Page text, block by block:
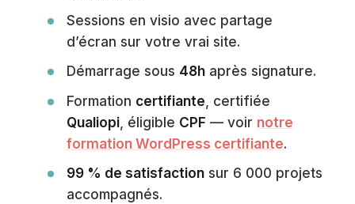
Sessions en visio avec partage
d’écran sur votre vrai site.
Démarrage sous 48h après signature.
Formation certifiante , certifiée
Qualiopi , éligible CPF — voir notre
formation WordPress certifiante.
99 % de satisfaction sur 6 000 projets
accompagnés.